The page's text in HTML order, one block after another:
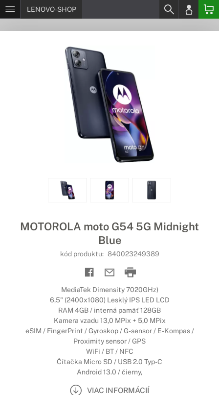
LENOVO-SHOP
MOTOROLA moto G54 5G Midnight
Blue
kód produktu: 840023249389
MediaTek Dimensity 7020GHz)
6,5" (2400x1080) Lesklý IPS LED LCD
RAM 4GB / interná pamäť 128GB
Kamera vzadu 13,0 MPix + 5,0 MPix
eSIM / FingerPrint / Gyroskop / G-sensor / E-Kompas /
Proximity sensor / GPS
WiFi / BT / NFC
Čítačka Micro SD / USB 2.0 Typ-C
Android 13.0 / čierny,
VIAC INFORMÁCIÍ